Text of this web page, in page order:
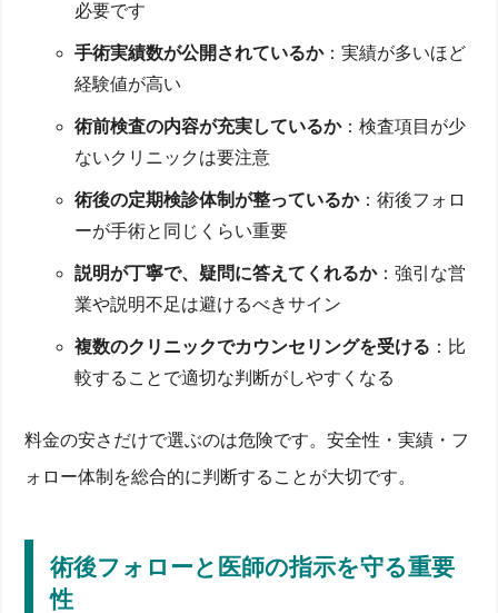
必要です
手術実績数が公開されているか：実績が多いほど
経験値が高い
術前検査の内容が充実しているか：検査項目が少
ないクリニックは要注意
術後の定期検診体制が整っているか：術後フォロ
ーが手術と同じくらい重要
説明が丁寧で、疑問に答えてくれるか：強引な営
業や説明不足は避けるべきサイン
複数のクリニックでカウンセリングを受ける ：比
較することで適切な判断がしやすくなる
料金の安さだけで選ぶのは危険です。安全性・実績・フ
ォロー体制を総合的に判断することが大切です。
術後フォローと医師の指示を守る重要
性